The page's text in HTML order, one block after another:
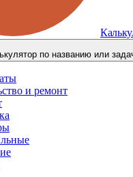
по названию или
и ремонт